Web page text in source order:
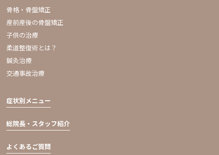
骨格・骨盤矯正
産前産後の骨盤矯正
子供の治療
柔道整復術とは？
鍼灸治療
交通事故治療
症状別メニュー
総院長・スタッフ紹介
よくあるご質問